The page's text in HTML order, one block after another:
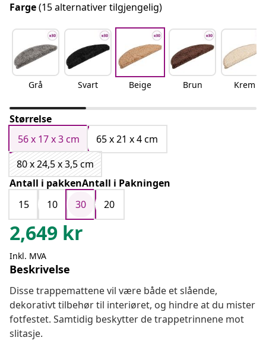
Farge(15 alternativer tilgjengelig)
Grå Svart Beige Brun Krem
Størrelse
56 x 17 x 3 cm
65 x 21 x 4 cm
80 x 24,5 x 3,5 cm
Antall i pakkenAntall i Pakningen
15
10 30 20
2,649 kr
Inkl. MVA
Beskrivelse
Disse trappemattene vil være både et slående,
dekorativt tilbehør til interiøret, og hindre at du mister
fotfestet. Samtidig beskytter de trappetrinnene mot
slitasje.